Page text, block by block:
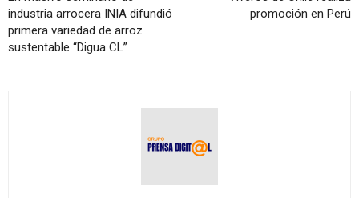
industria arrocera INIA difundió
primera variedad de arroz
sustentable “Digua CL”
promoción en Perú